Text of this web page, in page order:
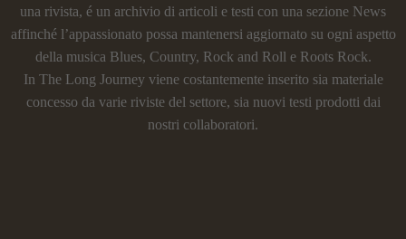
una rivista, é un archivio di articoli e testi con una sezione News
affinché l’appassionato possa mantenersi aggiornato su ogni aspetto
della musica Blues, Country, Rock and Roll e Roots Rock.
In The Long Journey viene costantemente inserito sia materiale
concesso da varie riviste del settore, sia nuovi testi prodotti dai
nostri collaboratori.